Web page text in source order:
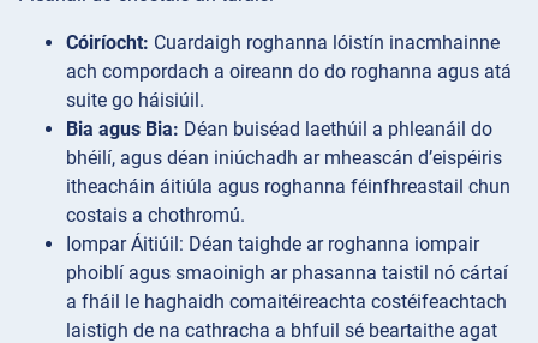
Cóiríocht: Cuardaigh roghanna lóistín inacmhainne
ach compordach a oireann do do roghanna agus atá
suite go háisiúil.
Bia agus Bia: Déan buiséad laethúil a phleanáil do
bhéilí, agus déan iniúchadh ar mheascán d’eispéiris
itheacháin áitiúla agus roghanna féinfhreastail chun
costais a chothromú.
Iompar Áitiúil: Déan taighde ar roghanna iompair
phoiblí agus smaoinigh ar phasanna taistil nó cártaí
a fháil le haghaidh comaitéireachta costéifeachtach
laistigh de na cathracha a bhfuil sé beartaithe agat